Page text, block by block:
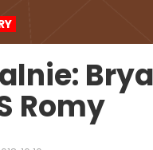
Romy